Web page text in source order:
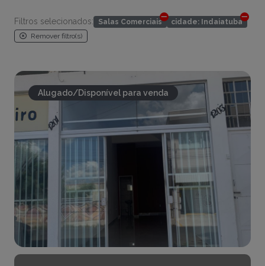
Filtros selecionados: Salas Comerciais
cidade: Indaiatuba
Remover filtro(s)
Alugado/Disponível para venda